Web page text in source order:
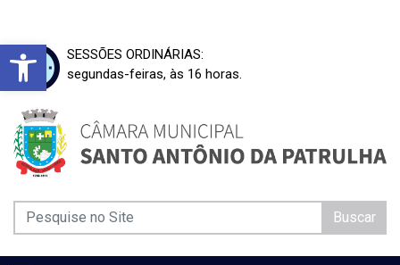
Barra de Ferramentas Aberta
SESSÕES ORDINÁRIAS:
segundas-feiras, às 16 horas.
Buscar